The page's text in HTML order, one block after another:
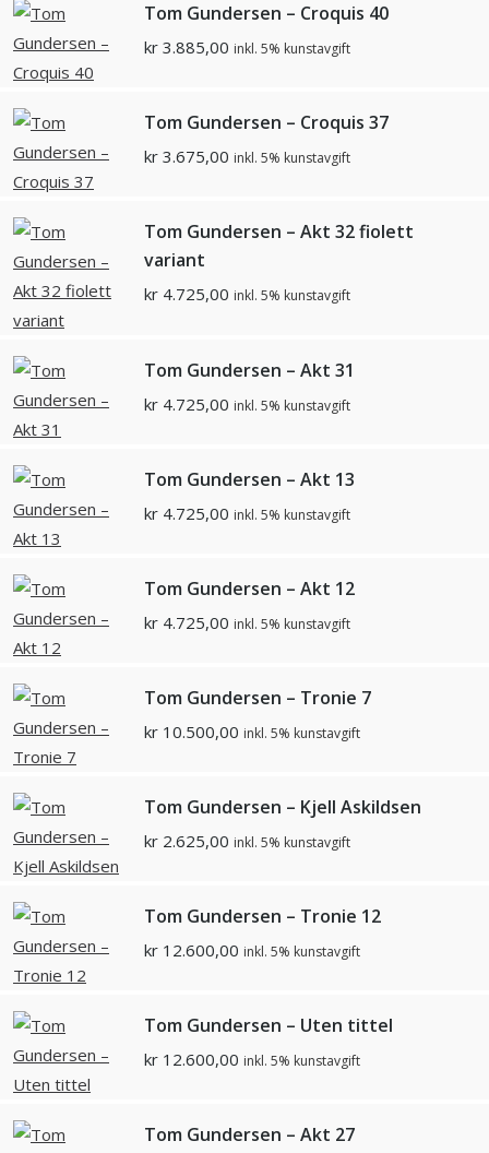
Tom Gundersen – Croquis 40
kr 3.885,00 inkl. 5% kunstavgift
Tom Gundersen – Croquis 37
kr 3.675,00 inkl. 5% kunstavgift
Tom Gundersen – Akt 32 fiolett
variant
kr 4.725,00 inkl. 5% kunstavgift
Tom Gundersen – Akt 31
kr 4.725,00 inkl. 5% kunstavgift
Tom Gundersen – Akt 13
kr 4.725,00 inkl. 5% kunstavgift
Tom Gundersen – Akt 12
kr 4.725,00 inkl. 5% kunstavgift
Tom Gundersen – Tronie 7
kr 10.500,00 inkl. 5% kunstavgift
Tom Gundersen – Kjell Askildsen
kr 2.625,00 inkl. 5% kunstavgift
Tom Gundersen – Tronie 12
kr 12.600,00 inkl. 5% kunstavgift
Tom Gundersen – Uten tittel
kr 12.600,00 inkl. 5% kunstavgift
Tom Gundersen – Akt 27